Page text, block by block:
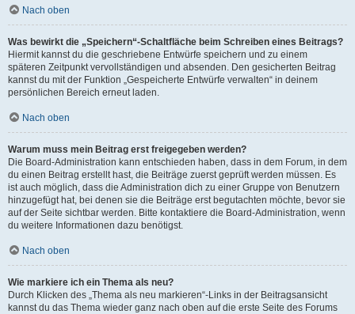
Nach oben
Was bewirkt die „Speichern“-Schaltfläche beim Schreiben eines Beitrags?
Hiermit kannst du die geschriebene Entwürfe speichern und zu einem
späteren Zeitpunkt vervollständigen und absenden. Den gesicherten Beitrag
kannst du mit der Funktion „Gespeicherte Entwürfe verwalten“ in deinem
persönlichen Bereich erneut laden.
Nach oben
Warum muss mein Beitrag erst freigegeben werden?
Die Board-Administration kann entschieden haben, dass in dem Forum, in dem
du einen Beitrag erstellt hast, die Beiträge zuerst geprüft werden müssen. Es
ist auch möglich, dass die Administration dich zu einer Gruppe von Benutzern
hinzugefügt hat, bei denen sie die Beiträge erst begutachten möchte, bevor sie
auf der Seite sichtbar werden. Bitte kontaktiere die Board-Administration, wenn
du weitere Informationen dazu benötigst.
Nach oben
Wie markiere ich ein Thema als neu?
Durch Klicken des „Thema als neu markieren“-Links in der Beitragsansicht
kannst du das Thema wieder ganz nach oben auf die erste Seite des Forums